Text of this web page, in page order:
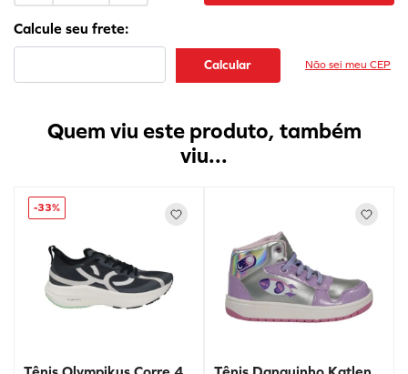
Não sei meu CEP
Quem viu este produto, também
viu...
-33%